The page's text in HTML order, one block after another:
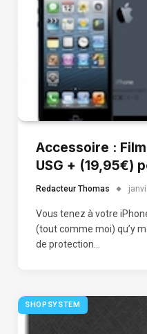
Accessoire :
USG + (19,95€)
Redacteur Thomas
Vous tenez à votre
(tout comme moi) qu’y
de protection…
SHOPSYSTEM